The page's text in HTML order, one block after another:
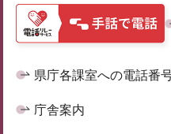
県庁各課室への電話番
庁舎案内